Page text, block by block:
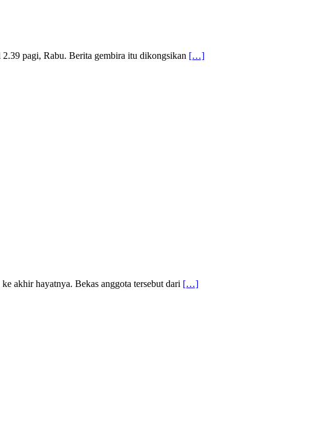
pagi, Rabu. Berita gembira itu dikongsikan […]
akhir hayatnya. Bekas anggota tersebut dari […]